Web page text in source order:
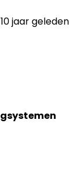
10 jaar geleden